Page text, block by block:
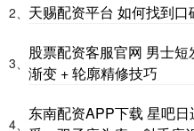
2、 天赐配资平台 如何找到
3、
股票配资客服官网 男士
渐变 + 轮廓精修技巧
4、
东南配资APP下载 星吧